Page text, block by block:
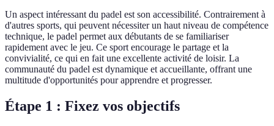
Un aspect intéressant du padel est son accessibilité. Contrairement à
d'autres sports, qui peuvent nécessiter un haut niveau de compétence
technique, le padel permet aux débutants de se familiariser
rapidement avec le jeu. Ce sport encourage le partage et la
convivialité, ce qui en fait une excellente activité de loisir. La
communauté du padel est dynamique et accueillante, offrant une
multitude d'opportunités pour apprendre et progresser.
Étape 1 : Fixez vos objectifs